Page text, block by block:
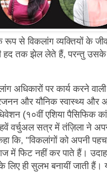
रूप से विकलांग व्यक्तियों के
हद तक झेल लेते हैं, परन्तु उसके
अधिकारों पर कार्य करने वाली
और यौनिक स्वास्थ्य और
(१०वीं एशिया पैसिफिक
वर्चुअल सत्र में तंज़िला ने
कि, "विकलांगों को अपनी
में फिट नहीं कर पाते हैं।
ही सुलभ बनायीं जाती हैं।